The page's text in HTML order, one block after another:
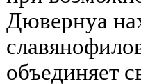
Дювернуа
объединяет